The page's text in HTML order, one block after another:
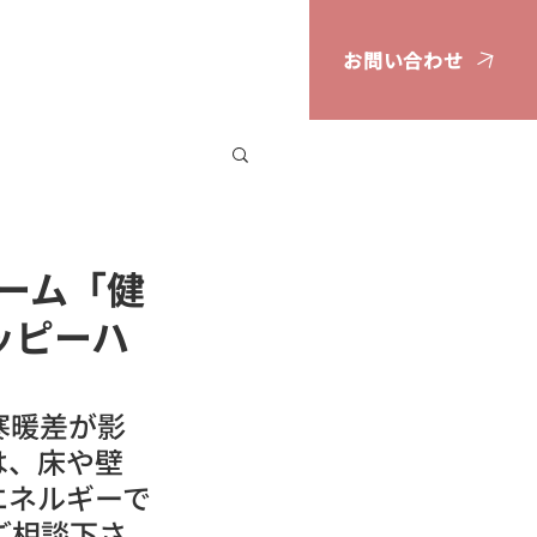
お問い合わせ
ム「健
ピーハ
差が影
床や壁
ルギーで